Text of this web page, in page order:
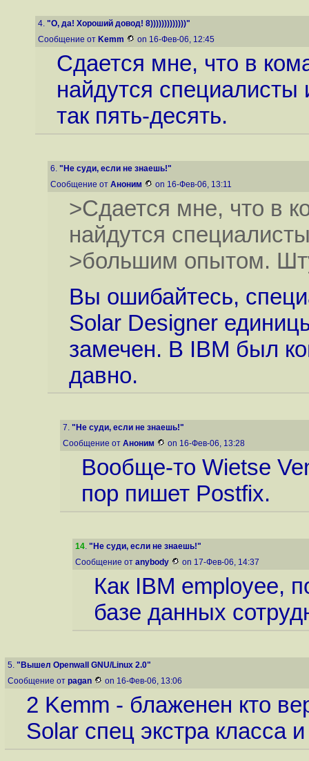
4. "О, да! Хороший довод! 8)))))))))))))"
Сообщение от Kemm on 16-Фев-06, 12:45
Сдается мне, что в
найдутся
так пять-десять.
6. "Не суди, если не знаешь!"
Сообщение от Аноним on 16-Фев-06, 13:11
>Сдается мне, что в
найдутся
>большим опытом.
Вы ошибайтесь,
Solar Designer
замечен. В IBM был
давно.
7. "Не суди, если не знаешь!"
Сообщение от Аноним on 16-Фев-06, 13:28
Вообще-то Wietse
пор пишет Postfix.
14. "Не суди, если не знаешь!"
Сообщение от anybody on 17-Фев-06, 14:37
Как IBM employee,
базе данных
5. "Вышел Openwall GNU/Linux 2.0"
Сообщение от pagan on 16-Фев-06, 13:06
2 Kemm - блаженен кто
Solar спец экстра